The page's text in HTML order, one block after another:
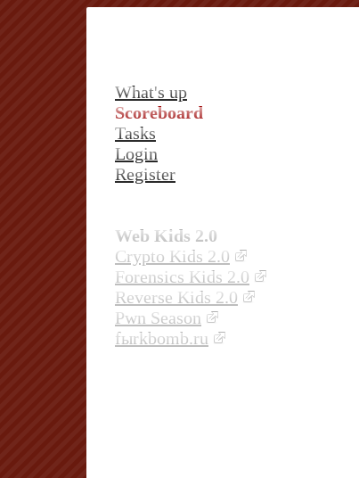
What's up
Scoreboard
Tasks
Login
Register
Web Kids 2.0
Crypto Kids 2.0
Forensics Kids 2.0
Reverse Kids 2.0
Pwn Season
fыrkbomb.ru